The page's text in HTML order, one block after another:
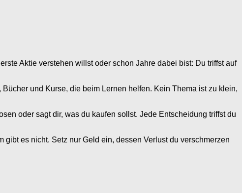
Aktie verstehen willst oder schon Jahre dabei bist: Du triffst auf
und Kurse, die beim Lernen helfen. Kein Thema ist zu klein,
oder sagt dir, was du kaufen sollst. Jede Entscheidung triffst du
es nicht. Setz nur Geld ein, dessen Verlust du verschmerzen